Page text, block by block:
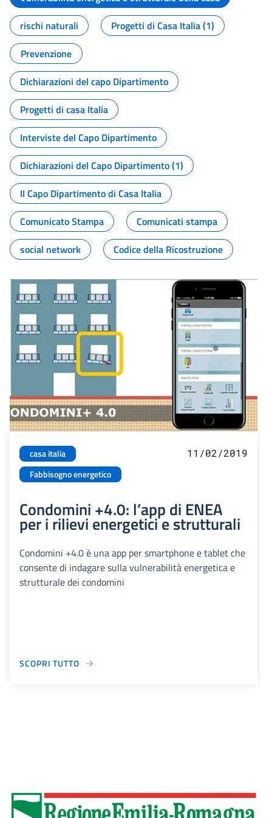
rischi naturali
Progetti di Casa Italia (1)
Prevenzione
Dichiarazioni del capo Dipartimento
Progetti di casa Italia
Interviste del Capo Dipartimento
Dichiarazioni del Capo Dipartimento (1)
Il Capo Dipartimento di Casa Italia
Comunicato Stampa
Comunicati stampa
social network
Codice della Ricostruzione
casa italia
Fabbisogno energetico
11/02/2019
Condomini +4.0: l’app di ENEA
per i rilievi energetici e strutturali
Condomini +4.0 è una app per smartphone e tablet che
consente di indagare sulla vulnerabilità energetica e
strutturale dei condomini
SCOPRI TUTTO